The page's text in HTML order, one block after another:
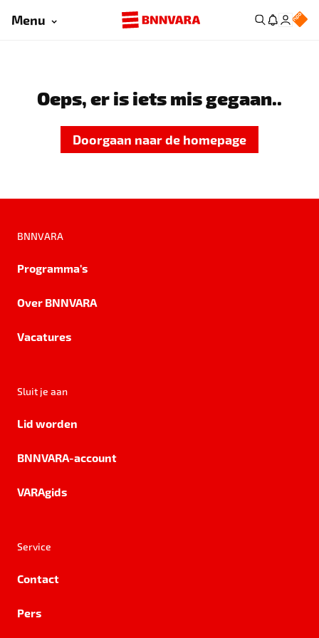
Menu
Oeps, er is iets mis gegaan..
Doorgaan naar de homepage
BNNVARA
Programma's
Over BNNVARA
Vacatures
Sluit je aan
Lid worden
BNNVARA-account
VARAgids
Service
Contact
Pers